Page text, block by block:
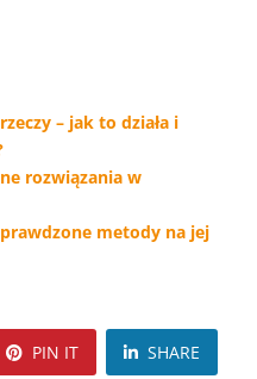
– jak to działa i
rozwiązania w
metody na jej
PIN IT SHARE